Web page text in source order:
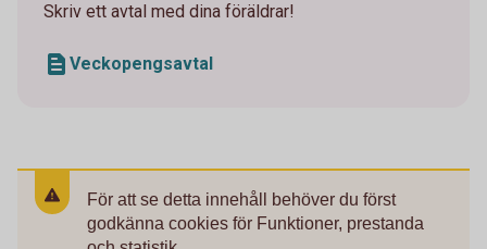
Skriv ett avtal med dina föräldrar!
Veckopengsavtal
För att se detta innehåll behöver du först
godkänna cookies för Funktioner, prestanda